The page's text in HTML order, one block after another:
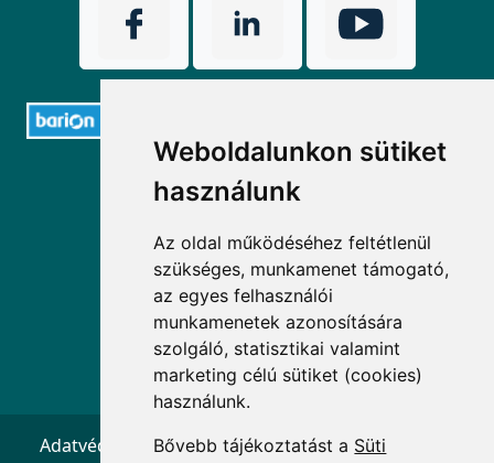
Weboldalunkon sütiket
használunk
Az oldal működéséhez feltétlenül
szükséges, munkamenet támogató,
az egyes felhasználói
munkamenetek azonosítására
szolgáló, statisztikai valamint
marketing célú sütiket (cookies)
használunk.
Bővebb tájékoztatást a Süti
ELÉRHETŐSÉGEK
+36 1 880 7600
info@mprx.hu
Adatvédelem ÁSZF Impresszum Kapcsolat